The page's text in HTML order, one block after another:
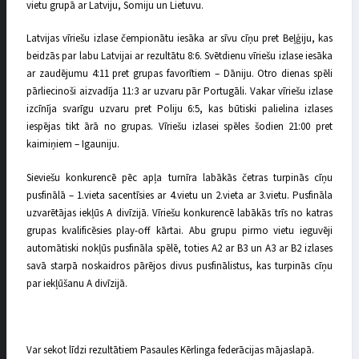
vietu grupā ar Latviju, Somiju un Lietuvu.
Latvijas vīriešu izlase čempionātu iesāka ar sīvu cīņu pret Beļģiju, kas
beidzās par labu Latvijai ar rezultātu 8:6. Svētdienu vīriešu izlase iesāka
ar zaudējumu 4:11 pret grupas favorītiem – Dāniju. Otro dienas spēli
pārliecinoši aizvadīja 11:3 ar uzvaru pār Portugāli. Vakar vīriešu izlase
izcīnīja svarīgu uzvaru pret Poliju 6:5, kas būtiski palielina izlases
iespējas tikt ārā no grupas. Vīriešu izlasei spēles šodien 21:00 pret
kaimiņiem – Igauniju.
Sieviešu konkurencē pēc apļa turnīra labākās četras turpinās cīņu
pusfinālā – 1.vieta sacentīsies ar 4.vietu un 2.vieta ar 3.vietu. Pusfināla
uzvarētājas iekļūs A divīzijā. Vīriešu konkurencē labākās trīs no katras
grupas kvalificēsies play-off kārtai. Abu grupu pirmo vietu ieguvēji
automātiski nokļūs pusfināla spēlē, toties A2 ar B3 un A3 ar B2 izlases
savā starpā noskaidros pārējos divus pusfinālistus, kas turpinās cīņu
par iekļūšanu A divīzijā.
Var sekot līdzi rezultātiem Pasaules Kērlinga federācijas mājaslapā.